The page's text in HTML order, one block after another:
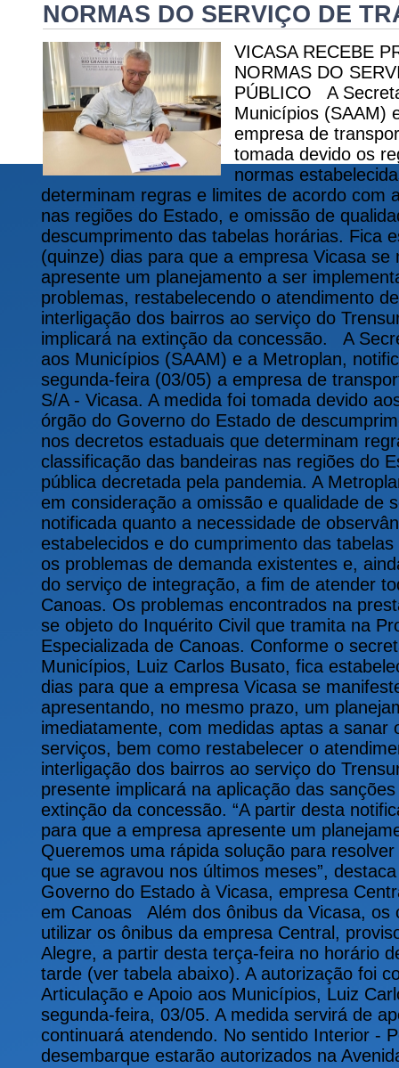
NORMAS DO SERVIÇO DE
VICASA RECEBE
NORMAS DO
PÚBLICO A
Municípios (SAAM)
empresa de
tomada devido os
normas
determinam regras e limites de acordo com
nas regiões do Estado, e omissão de
descumprimento das tabelas horárias. Fica
(quinze) dias para que a empresa Vicasa
apresente um planejamento a ser
problemas, restabelecendo o atendimento
interligação dos bairros ao serviço do
implicará na extinção da concessão. A
aos Municípios (SAAM) e a Metroplan,
segunda-feira (03/05) a empresa de
S/A - Vicasa. A medida foi tomada devido
órgão do Governo do Estado de
nos decretos estaduais que determinam
classificação das bandeiras nas regiões do
pública decretada pela pandemia. A
em consideração a omissão e qualidade de
notificada quanto a necessidade de
estabelecidos e do cumprimento das
os problemas de demanda existentes e,
do serviço de integração, a fim de atender
Canoas. Os problemas encontrados na
se objeto do Inquérito Civil que tramita na
Especializada de Canoas. Conforme o
Municípios, Luiz Carlos Busato, fica
dias para que a empresa Vicasa se
apresentando, no mesmo prazo, um
imediatamente, com medidas aptas a sanar
serviços, bem como restabelecer o
interligação dos bairros ao serviço do
presente implicará na aplicação das
extinção da concessão. “A partir desta
para que a empresa apresente um
Queremos uma rápida solução para
que se agravou nos últimos meses”,
Governo do Estado à Vicasa, empresa
em Canoas Além dos ônibus da Vicasa, os
utilizar os ônibus da empresa Central,
Alegre, a partir desta terça-feira no horário
tarde (ver tabela abaixo). A autorização foi
Articulação e Apoio aos Municípios, Luiz
segunda-feira, 03/05. A medida servirá de
continuará atendendo. No sentido Interior -
desembarque estarão autorizados na